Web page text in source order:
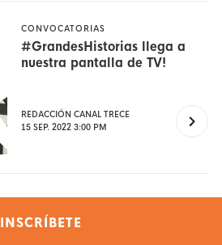
CONVOCATORIAS
#GrandesHistorias llega a
nuestra pantalla de TV!
REDACCIÓN CANAL TRECE
15 SEP. 2022 3:00 PM
INSCRÍBETE